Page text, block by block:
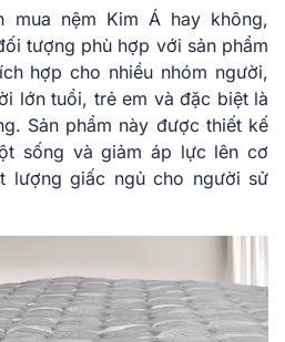
mua nệm Kim Á hay không,
tượng phù hợp với sản phẩm
hợp cho nhiều nhóm người,
lớn tuổi, trẻ em và đặc biệt là
Sản phẩm này được thiết kế
sống và giảm áp lực lên cơ
lượng giấc ngủ cho người sử